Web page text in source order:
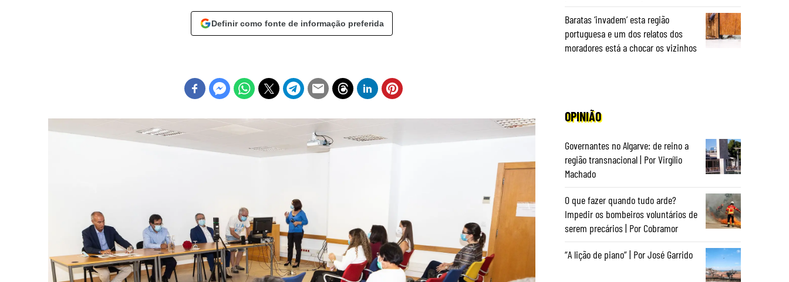
Definir como fonte de informação preferida
Baratas ‘invadem’ esta região
portuguesa e um dos relatos dos
moradores está a chocar os vizinhos
OPINIÃO
Governantes no Algarve: de reino a
região transnacional | Por Virgílio
Machado
O que fazer quando tudo arde?
Impedir os bombeiros voluntários de
serem precários | Por Cobramor
“A lição de piano” | Por José Garrido